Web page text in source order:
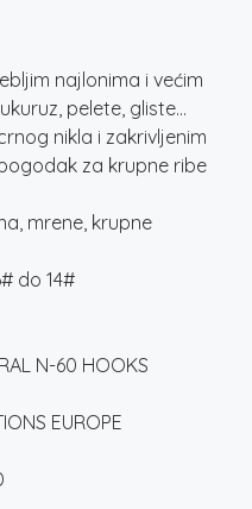
najlonima i većim
pelete, gliste…
nikla i zakrivljenim
za krupne ribe
mrene, krupne
do 14#
N-60 HOOKS
EUROPE